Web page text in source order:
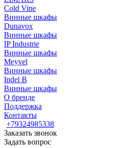
Cold Vine
Винные шкафы
Dunavox
Винные шкафы
IP Industrie
Винные шкафы
Meyvel
Винные шкафы
Indel B
Винные шкафы
О бренде
Поддержка
Контакты
+79324985338
Заказать звонок
Задать вопрос